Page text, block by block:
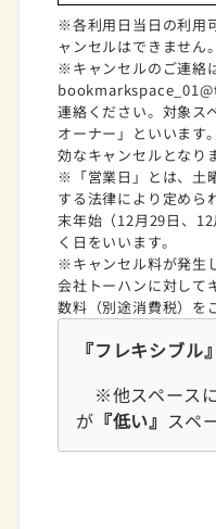
※各利用日当日の利用
ャンセルはできません。
※キャンセルのご連絡
連絡ください。対象ス
オーナー」といいます
効なキャンセルとなり
※「営業日」とは、土
する法律により定めら
末年始（12月29日、
く日をいいます。
※キャンセル料が発生
会社トーハンに対して
数料（別途消費税）を
『フレキシブル
※他スペース
が 『低い』 スペ